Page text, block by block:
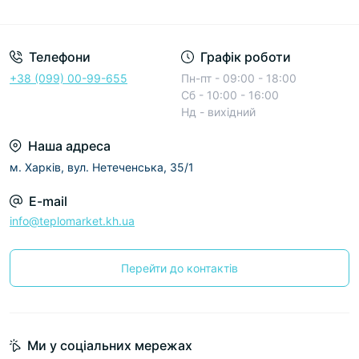
Телефони
+38 (099) 00-99-655
Графік роботи
Пн-пт - 09:00 - 18:00
Сб - 10:00 - 16:00
Нд - вихідний
Наша адреса
м. Харків, вул. Нетеченська, 35/1
E-mail
info@teplomarket.kh.ua
Перейти до контактів
Ми у соціальних мережах